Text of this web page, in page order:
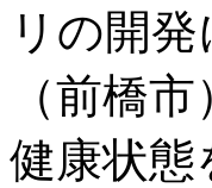
リの開
（前橋
健康状態